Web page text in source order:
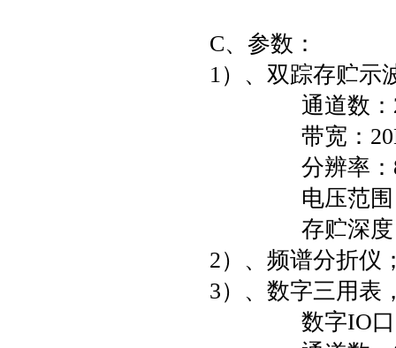
C、参数：
1）、双踪存贮示
通道数：2
带宽：
分辨率：8
电压范围：-
存贮深度
2）、频谱分折仪
3）、数字三用表
数字IO口